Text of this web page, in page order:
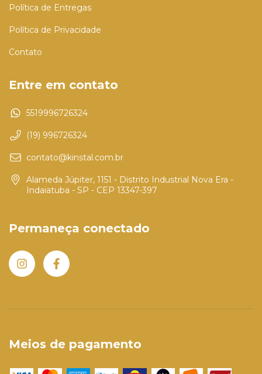
Política de Entregas
Política de Privacidade
Contato
Entre em contato
5519996726324
(19) 996726324
contato@kinstal.com.br
Alameda Júpiter, 1151 - Distrito Industrial Nova Era -
Indaiatuba - SP - CEP 13347-397
Permaneça conectado
Meios de pagamento